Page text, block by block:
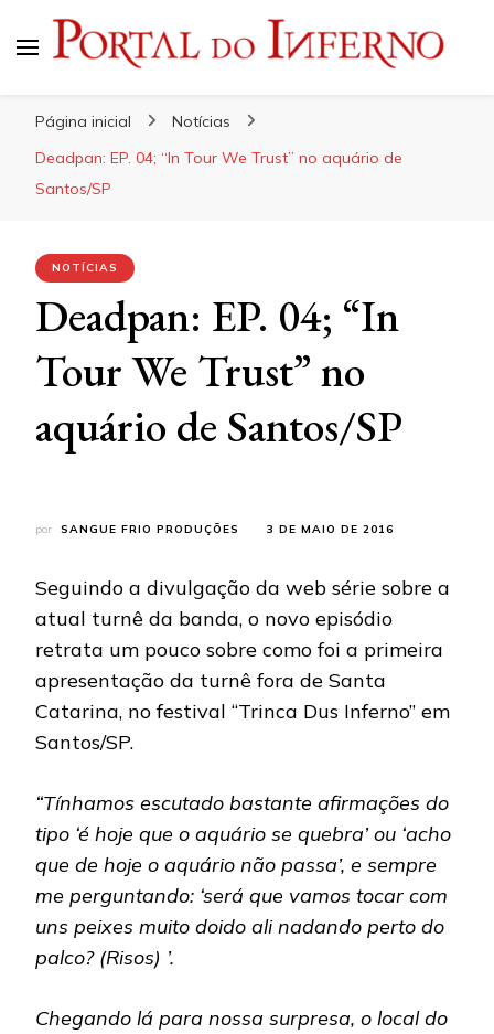
Página inicial
Notícias
Deadpan: EP. 04; “In Tour We Trust” no aquário de
Santos/SP
NOTÍCIAS
Deadpan: EP. 04; “In
Tour We Trust” no
aquário de Santos/SP
por SANGUE FRIO PRODUÇÕES 3 DE MAIO DE 2016
Seguindo a divulgação da web série sobre a
atual turnê da banda, o novo episódio
retrata um pouco sobre como foi a primeira
apresentação da turnê fora de Santa
Catarina, no festival “Trinca Dus Inferno” em
Santos/SP.
“Tínhamos escutado bastante afirmações do
tipo ‘é hoje que o aquário se quebra’ ou ‘acho
que de hoje o aquário não passa’, e sempre
me perguntando: ‘será que vamos tocar com
uns peixes muito doido ali nadando perto do
palco? (Risos) ’.
Chegando lá para nossa surpresa, o local do